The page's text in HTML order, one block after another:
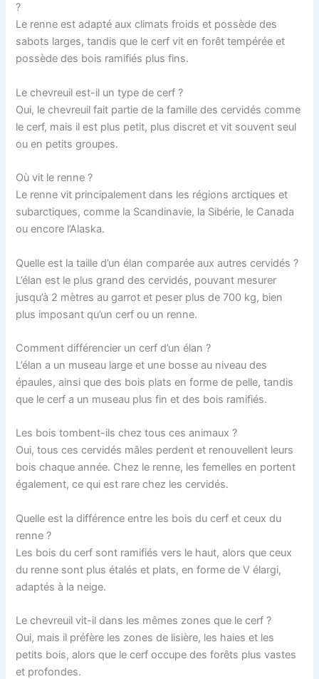
?
Le renne est adapté aux climats froids et possède des
sabots larges, tandis que le cerf vit en forêt tempérée et
possède des bois ramifiés plus fins.
Le chevreuil est-il un type de cerf ?
Oui, le chevreuil fait partie de la famille des cervidés comme
le cerf, mais il est plus petit, plus discret et vit souvent seul
ou en petits groupes.
Où vit le renne ?
Le renne vit principalement dans les régions arctiques et
subarctiques, comme la Scandinavie, la Sibérie, le Canada
ou encore l’Alaska.
Quelle est la taille d’un élan comparée aux autres cervidés ?
L’élan est le plus grand des cervidés, pouvant mesurer
jusqu’à 2 mètres au garrot et peser plus de 700 kg, bien
plus imposant qu’un cerf ou un renne.
Comment différencier un cerf d’un élan ?
L’élan a un museau large et une bosse au niveau des
épaules, ainsi que des bois plats en forme de pelle, tandis
que le cerf a un museau plus fin et des bois ramifiés.
Les bois tombent-ils chez tous ces animaux ?
Oui, tous ces cervidés mâles perdent et renouvellent leurs
bois chaque année. Chez le renne, les femelles en portent
également, ce qui est rare chez les cervidés.
Quelle est la différence entre les bois du cerf et ceux du
renne ?
Les bois du cerf sont ramifiés vers le haut, alors que ceux
du renne sont plus étalés et plats, en forme de V élargi,
adaptés à la neige.
Le chevreuil vit-il dans les mêmes zones que le cerf ?
Oui, mais il préfère les zones de lisière, les haies et les
petits bois, alors que le cerf occupe des forêts plus vastes
et profondes.